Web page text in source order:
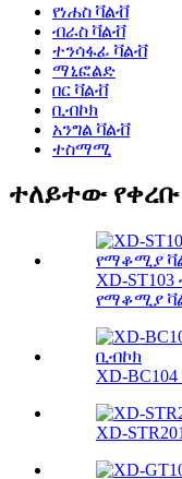
የነሐስ ቫልቭ
ብራስ ቫልቭ
ተንሳፋፊ ቫልቭ
ማኒፎልድ
በር ቫልቭ
ቢብኮክ
አንግል ቫልቭ
ተስማሚ
ተለይተው
XD-
የማቆሚያ
XD-
XD-